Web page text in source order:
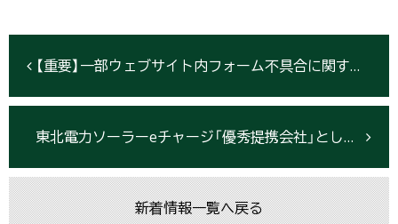
【重要】一部ウェブサイト内フォーム不具合に関するお詫びとお知らせ
東北電力ソーラーeチャージ「優秀提携会社」として表彰されました
新着情報一覧へ戻る